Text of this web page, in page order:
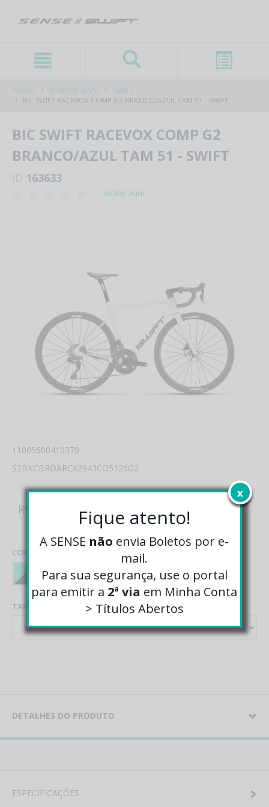
INICIAL MARCAS SENSE
SWIFT
BIC SWIFT RACEVOX COMP G2 BRANCO/AZUL TAM 51 - SWIFT
BIC SWIFT RACEVOX COMP G2
BRANCO/AZUL TAM 51 - SWIFT
163633
Avalie aqui
11005600410370
S2BKCBROARCX2943CO5126G2
R$ 29.990,00
COR
TAMANHO
DETALHES DO PRODUTO
ESPECIFICAÇÕES
x
Fique atento!
A SENSE não envia Boletos por e-
mail.
Para sua segurança, use o portal
para emitir a 2ª via em Minha Conta
> Títulos Abertos